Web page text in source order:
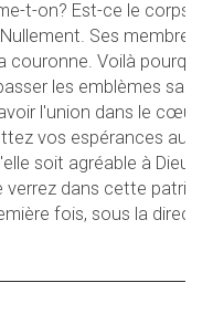
t-on? Est-ce le corps
Ses membres
couronne. Voilà
les emblèmes
l'union dans le cœur
vos espérances au
soit agréable à Dieu.
verrez dans cette patrie
fois, sous la